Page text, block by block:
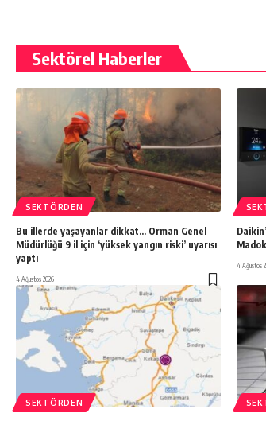
Sektörel Haberler
SEKTÖRDEN
Bu illerde yaşayanlar dikkat… Orman Genel
Müdürlüğü 9 il için ‘yüksek yangın riski’ uyarısı
yaptı
4 Ağustos 2026
4 Ağustos
SEKTÖRDEN